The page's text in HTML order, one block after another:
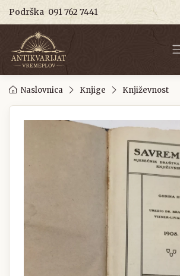
Podrška 091 762 7441
Naslovnica Knjige Književnost